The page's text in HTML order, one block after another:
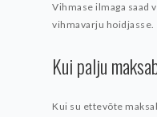
Vihmase ilmaga saad
vihmavarju hoidjasse.
Kui palju
Kui su ettevõte